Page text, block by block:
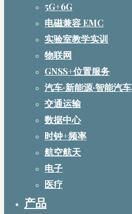
5G+6G
电磁兼容 EMC
实验室教学实训
物联网
GNSS+位置服务
汽车·新能源·智能汽车
交通运输
数据中心
时钟+频率
航空航天
电子
医疗
产品